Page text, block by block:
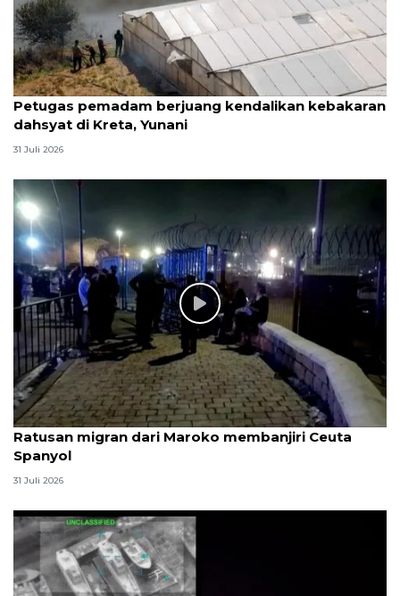
Petugas pemadam berjuang kendalikan kebakaran
dahsyat di Kreta, Yunani
31 Juli 2026
Ratusan migran dari Maroko membanjiri Ceuta
Spanyol
31 Juli 2026